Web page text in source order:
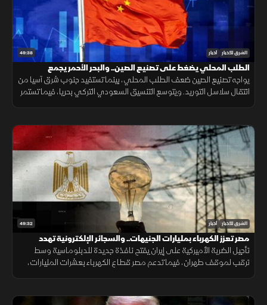
49:38 الشرق للأخبار أخبار
الطلب المحلي يضغط على تصنيع الصين.. والبحر الأحمر يجمع
السعودية وتركيا
يواجه تصنيع الصين ضعف الطلب المحلي، بينما تستفيد جنوب شرق آسيا من
انتقال سلاسل التوريد. ويتوسع التنسيق السعودي التركي بحريا، فيما تستمر
49:32 الشرق للأخبار أخبار
مصر تعزز الكهرباء بمليارات الجنيهات.. والسجائر الإلكترونية تهدد
المراهقين
تأجيل الضربة الأميركية على إيران يفتح نافذة جديدة للدبلوماسية وسط
ترقب لموقف طهران، فيما تدعم مصر قطاع الكهرباء بعشرات المليارات،